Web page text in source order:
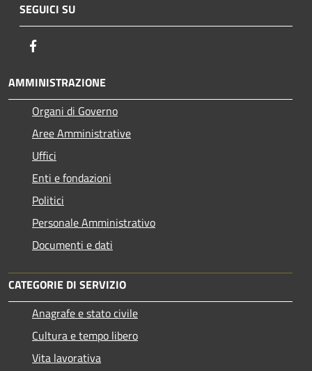
SEGUICI SU
AMMINISTRAZIONE
Organi di Governo
Aree Amministrative
Uffici
Enti e fondazioni
Politici
Personale Amministrativo
Documenti e dati
CATEGORIE DI SERVIZIO
Anagrafe e stato civile
Cultura e tempo libero
Vita lavorativa